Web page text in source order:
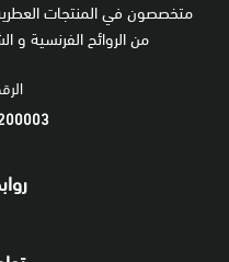
متخصصون في المنتجات
من الروائح الفرنسية و